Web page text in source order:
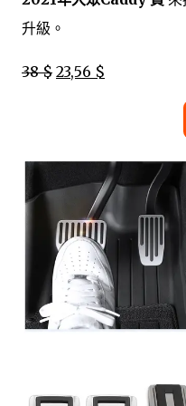
升級。
38 $ 23,56 $